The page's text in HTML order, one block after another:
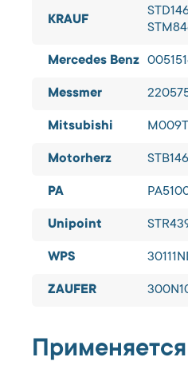
KRAUF
Mercedes Benz
Messmer
Mitsubishi
Motorherz
PA
Unipoint
WPS
ZAUFER